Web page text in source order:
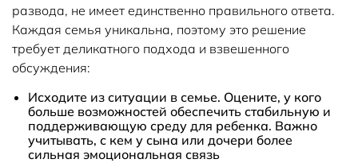
развода, не имеет единственно правильного ответа.
Каждая семья уникальна, поэтому это решение
требует деликатного подхода и взвешенного
обсуждения:
Исходите из ситуации в семье. Оцените, у кого
больше возможностей обеспечить стабильную и
поддерживающую среду для ребенка. Важно
учитывать, с кем у сына или дочери более
сильная эмоциональная связь